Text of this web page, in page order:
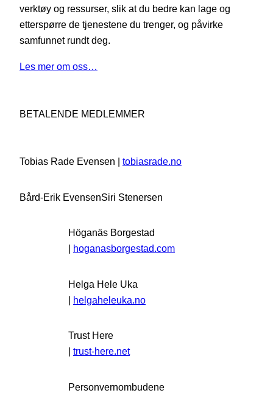
verktøy og ressurser, slik at du bedre kan lage og
etterspørre de tjenestene du trenger, og påvirke
samfunnet rundt deg.
Les mer om oss…
BETALENDE MEDLEMMER
Tobias Rade Evensen | tobiasrade.no
Bård-Erik EvensenSiri Stenersen
Höganäs Borgestad
| hoganasborgestad.com
Helga Hele Uka
| helgaheleuka.no
Trust Here
trust-here.net
Personvernombudene